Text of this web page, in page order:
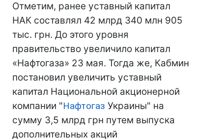
Отметим, ранее уставный капитал
НАК составлял 42 млрд 340 млн 905
тыс. грн. До этого уровня
правительство увеличило капитал
«Нафтогаза» 23 мая. Тогда же, Кабмин
постановил увеличить уставный
капитал Национальной акционерной
компании "Нафтогаз Украины" на
сумму 3,5 млрд грн путем выпуска
дополнительных акций